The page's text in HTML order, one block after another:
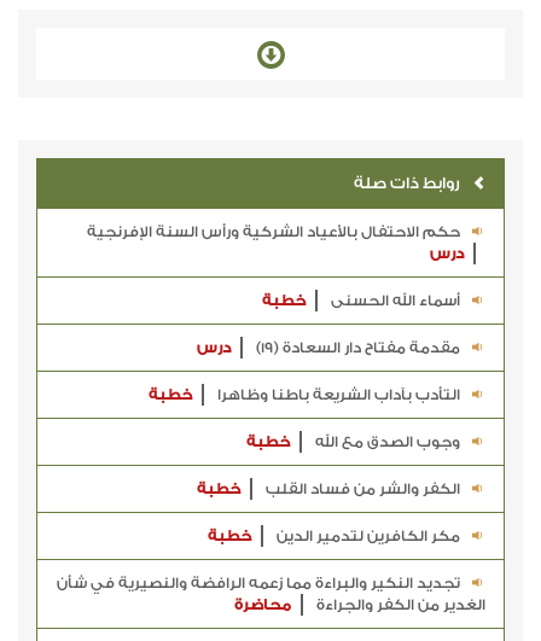
روابط ذات صلة
حكم الاحتفال بالأعياد الشركية ورأس السنة الإفرنجية
درس
أسماء الله الحسنى خطبة
مقدمة مفتاح دار السعادة (19) درس
التأدب بآداب الشريعة باطنا وظاهرا خطبة
وجوب الصدق مع الله خطبة
الكفر والشر من فساد القلب خطبة
مكر الكافرين لتدمير الدين خطبة
تجديد النكير والبراءة مما زعمه الرافضة والنصيرية في شأن
الغدير من الكفر والجراءة
محاضرة